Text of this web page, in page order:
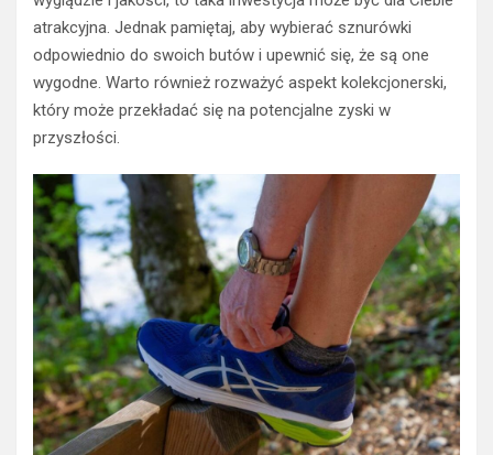
atrakcyjna. Jednak pamiętaj, aby wybierać sznurówki
odpowiednio do swoich butów i upewnić się, że są one
wygodne. Warto również rozważyć aspekt kolekcjonerski,
który może przekładać się na potencjalne zyski w
przyszłości.